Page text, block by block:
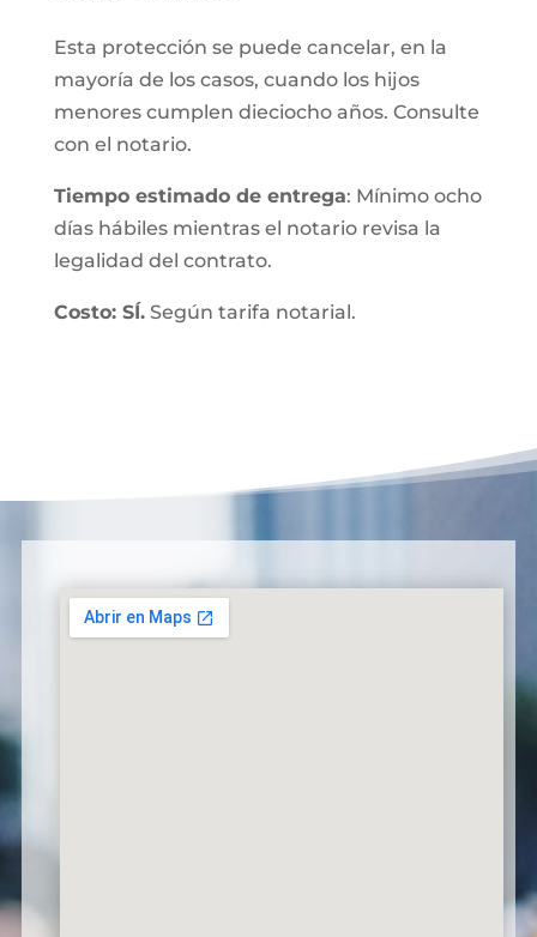
Esta protección se puede cancelar, en la
mayoría de los casos, cuando los hijos
menores cumplen dieciocho años. Consulte
con el notario.
Tiempo estimado de entrega: Mínimo ocho
días hábiles mientras el notario revisa la
legalidad del contrato.
Costo: SÍ.Según tarifa notarial.